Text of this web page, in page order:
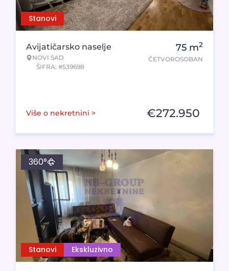
Stanovi
Avijatičarsko naselje
NOVI SAD
ŠIFRA: #539698
75 m2
ČETVOROSOBAN
Više o nekretnini > €272.950
Stanovi Ekskluzivno
360°